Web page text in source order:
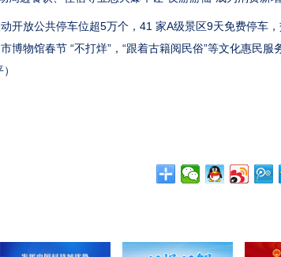
放公共停车位超5万个，41 家A级景区9天免费停车，
博物馆春节 “不打烊”，“跟着古籍阅民俗”等文化惠民服